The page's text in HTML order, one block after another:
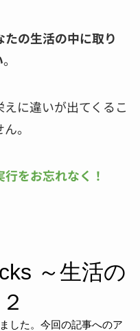
の生活の中に取り
。
に違いが出てくるこ
。
行をお忘れなく！